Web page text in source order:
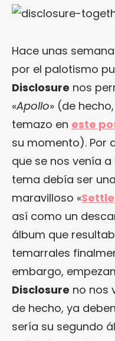
Hace unas
por el palotismo
Disclosure nos
«Apollo» (de
temazo en este
su momento). Por
que se nos venía
tema debía ser
maravilloso «Settle
así como un
álbum que
temarrales
embargo,
Disclosure no nos
de hecho, ya
sería su segundo